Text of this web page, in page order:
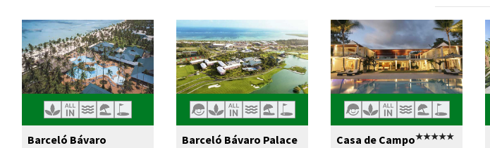
Barceló Bávaro
Barceló Bávaro Palace
Casa de Campo★★★★★